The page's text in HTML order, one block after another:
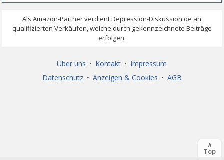
Über uns • Kontakt • Impressum
Datenschutz • Anzeigen & Cookies • AGB
∧
Top